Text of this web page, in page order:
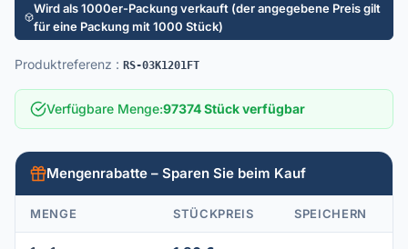
Wird als 1000er-Packung verkauft (der angegebene Preis gilt
für eine Packung mit 1000 Stück)
Produktreferenz : RS-03K1201FT
Verfügbare Menge:97374 Stück verfügbar
Mengenrabatte – Sparen Sie beim Kauf
MENGE STÜCKPREIS SPEICHERN